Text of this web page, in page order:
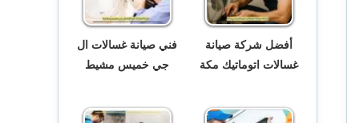
أفضل شركة صيانة
غسالات اتوماتيك مكة
فني صيانة غسالات ال
جي خميس مشيط